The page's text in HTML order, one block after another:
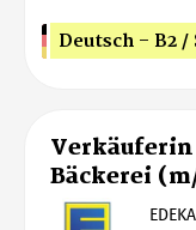
Deutsch - B2 /
Bäckerei